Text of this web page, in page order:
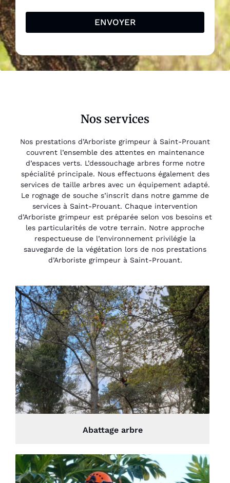
ENVOYER
Nos services
Nos prestations d’Arboriste grimpeur à Saint-Prouant
couvrent l’ensemble des attentes en maintenance
d’espaces verts. L’dessouchage arbres forme notre
spécialité principale. Nous effectuons également des
services de taille arbres avec un équipement adapté.
Le rognage de souche s’inscrit dans notre gamme de
services à Saint-Prouant. Chaque intervention
d’Arboriste grimpeur est préparée selon vos besoins et
les particularités de votre terrain. Notre approche
respectueuse de l’environnement privilégie la
sauvegarde de la végétation lors de nos prestations
d’Arboriste grimpeur à Saint-Prouant.
Abattage arbre